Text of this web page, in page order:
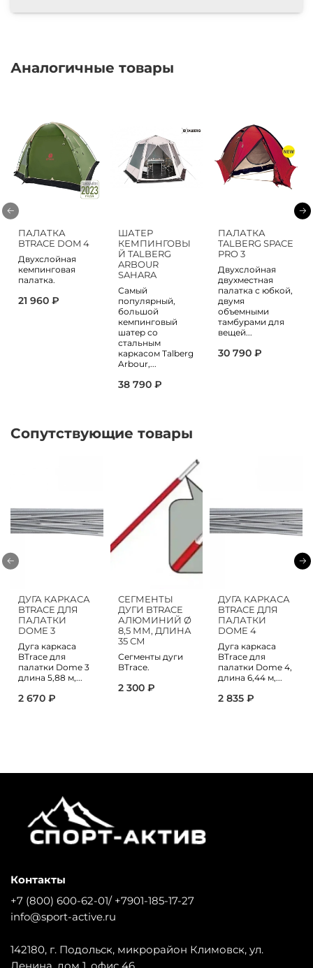
Аналогичные товары
ПАЛАТКА
BTRACE DOM 4
Двухслойная
кемпинговая
палатка.
21 960 ₽
ШАТЕР
КЕМПИНГОВЫ
Й TALBERG
ARBOUR
SAHARA
Самый
популярный,
большой
кемпинговый
шатер со
стальным
каркасом Talberg
Arbour,...
38 790 ₽
ПАЛАТКА
TALBERG SPACE
PRO 3
Двухслойная
двухместная
палатка с юбкой,
двумя
объемными
тамбурами для
вещей...
30 790 ₽
Сопутствующие товары
ДУГА КАРКАСА
BTRACE ДЛЯ
ПАЛАТКИ
DOME 3
Дуга каркаса
BTrace для
палатки Dome 3
длина 5,88 м,...
2 670 ₽
СЕГМЕНТЫ
ДУГИ BTRACE
АЛЮМИНИЙ Ø
8,5 ММ, ДЛИНА
35 СМ
Сегменты дуги
BTrace.
2 300 ₽
ДУГА КАРКАСА
BTRACE ДЛЯ
ПАЛАТКИ
DOME 4
Дуга каркаса
BTrace для
палатки Dome 4,
длина 6,44 м,...
2 835 ₽
Контакты
+7 (800) 600-62-01/ +7901-185-17-27
info@sport-active.ru
142180, г. Подольск, микрорайон Климовск, ул.